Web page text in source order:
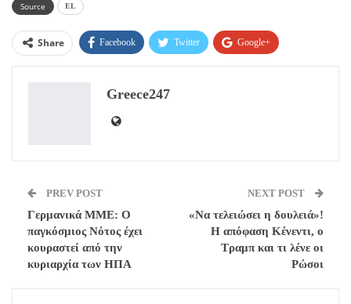
Source EL
Share Facebook Twitter Google+
Greece247
PREV POST
Γερμανικά ΜΜΕ: Ο
παγκόσμιος Νότος έχει
κουραστεί από την
κυριαρχία των ΗΠΑ
NEXT POST
«Να τελειώσει η δουλειά»!
Η απόφαση Κένεντι, ο
Τραμπ και τι λένε οι
Ρώσοι